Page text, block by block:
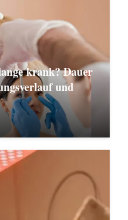
krank? Dauer
und